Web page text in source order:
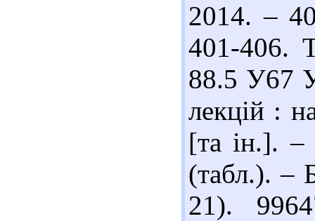
2014. –
401-406.
88.5 У67
лекцій :
[та ін.].
(табл.). –
21).